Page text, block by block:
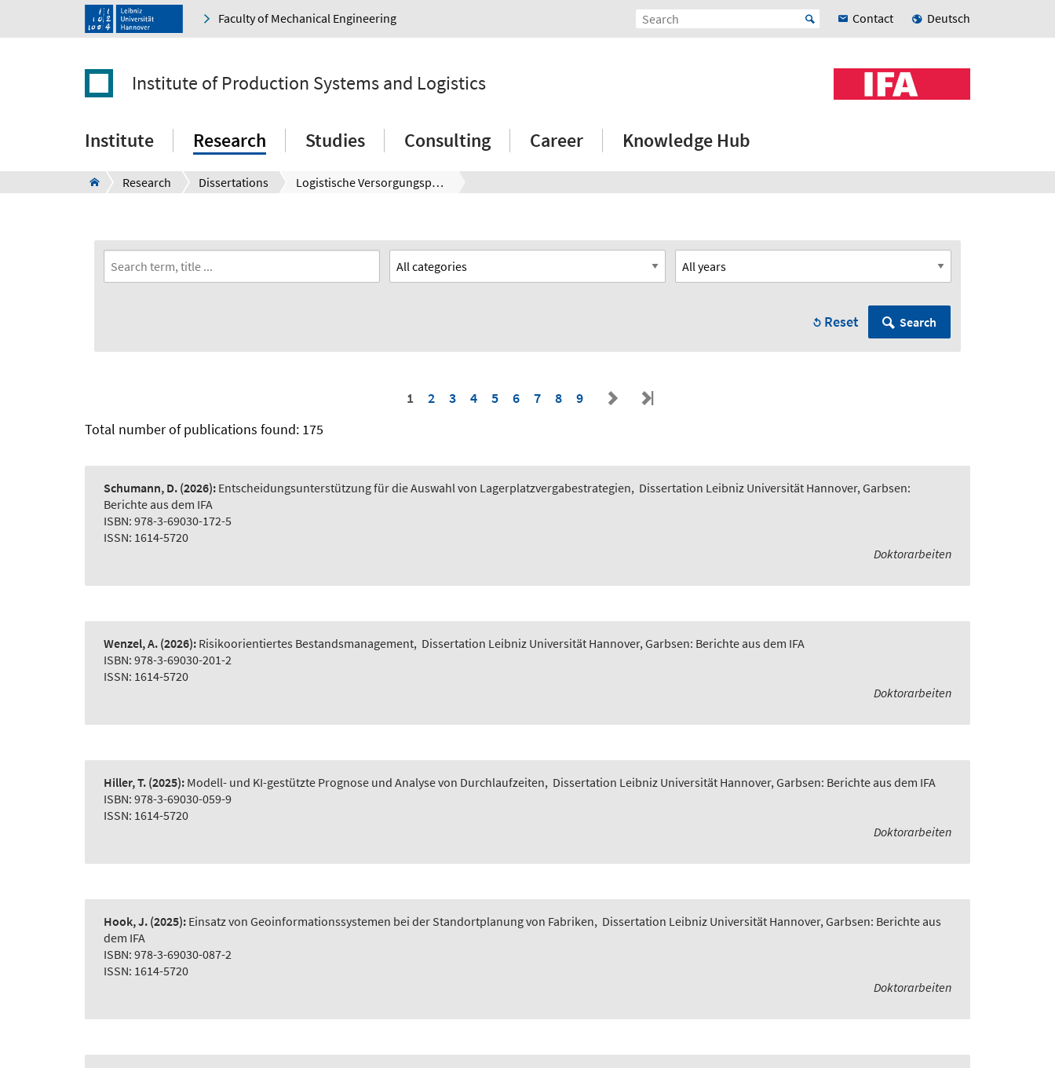
Faculty of Mechanical Engineering Contact Deutsch
Institute of Production Systems and Logistics
Institute Research Studies Consulting Career Knowledge Hub
Research Dissertations Logistische Versorgungsprozessanalyse der Montage
Reset Search
1 2 3 4 5 6 7 8
9
Total number of publications found: 175
Schumann, D. (2026): Entscheidungsunterstützung für die Auswahl von Lagerplatzvergabestrategien, Dissertation Leibniz Universität Hannover, Garbsen:
Berichte aus dem IFA
ISBN: 978-3-69030-172-5
ISSN: 1614-5720
Doktorarbeiten
Wenzel, A. (2026): Risikoorientiertes Bestandsmanagement, Dissertation Leibniz Universität Hannover, Garbsen: Berichte aus dem IFA
ISBN: 978-3-69030-201-2
ISSN: 1614-5720
Doktorarbeiten
Hiller, T. (2025): Modell- und KI-gestützte Prognose und Analyse von Durchlaufzeiten, Dissertation Leibniz Universität Hannover, Garbsen: Berichte aus dem IFA
ISBN: 978-3-69030-059-9
ISSN: 1614-5720
Doktorarbeiten
Hook, J. (2025): Einsatz von Geoinformationssystemen bei der Standortplanung von Fabriken, Dissertation Leibniz Universität Hannover, Garbsen: Berichte aus
dem IFA
ISBN: 978-3-69030-087-2
ISSN: 1614-5720
Doktorarbeiten